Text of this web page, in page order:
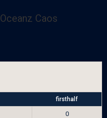
Oceanz Caos
firsthalf
0